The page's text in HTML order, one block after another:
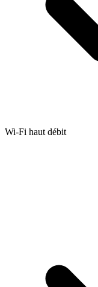
Wi-Fi haut débit